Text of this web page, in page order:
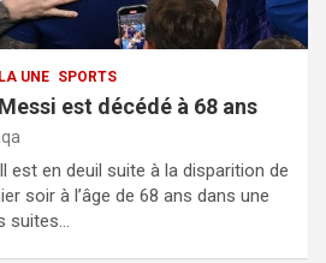
UNE SPORTS
est décédé à 68 ans
est en deuil suite à la disparition de
soir à l’âge de 68 ans dans une
suites…